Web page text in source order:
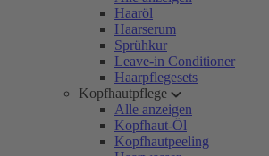
Haaröl
Haarserum
Sprühkur
Leave-in Conditioner
Haarpflegesets
Kopfhautpflege
Alle anzeigen
Kopfhaut-Öl
Kopfhautpeeling